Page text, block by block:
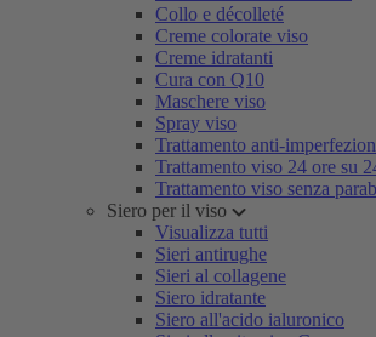
Collo e décolleté
Creme colorate viso
Creme idratanti
Cura con Q10
Maschere viso
Spray viso
Trattamento anti-
Trattamento viso 24 ore su
Trattamento viso senza
Siero per il viso
Visualizza tutti
Sieri antirughe
Sieri al collagene
Siero idratante
Siero all'acido ialuronico